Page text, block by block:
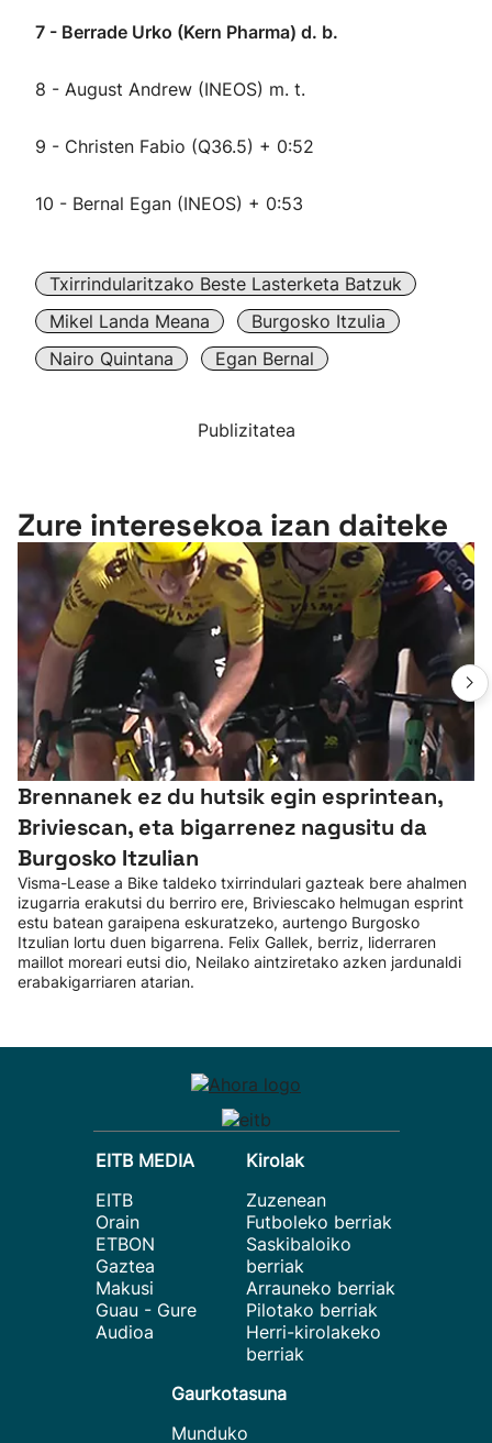
7 - Berrade Urko (Kern Pharma) d. b.
8 - August Andrew (INEOS) m. t.
9 - Christen Fabio (Q36.5) + 0:52
10 - Bernal Egan (INEOS) + 0:53
Txirrindularitzako Beste Lasterketa Batzuk
Mikel Landa Meana
Burgosko Itzulia
Nairo Quintana
Egan Bernal
Publizitatea
Zure interesekoa izan daiteke
Brennanek ez du hutsik egin esprintean,
Briviescan, eta bigarrenez nagusitu da
Burgosko Itzulian
Visma-Lease a Bike taldeko txirrindulari gazteak bere ahalmen
izugarria erakutsi du berriro ere, Briviescako helmugan esprint
estu batean garaipena eskuratzeko, aurtengo Burgosko
Itzulian lortu duen bigarrena. Felix Gallek, berriz, liderraren
maillot moreari eutsi dio, Neilako aintziretako azken jardunaldi
erabakigarriaren atarian.
EITB MEDIA
EITB
Orain
ETBON
Gaztea
Makusi
Guau - Gure
Audioa
Kirolak
Zuzenean
Futboleko berriak
Saskibaloiko
berriak
Arrauneko berriak
Pilotako berriak
Herri-kirolakeko
berriak
Gaurkotasuna
Munduko